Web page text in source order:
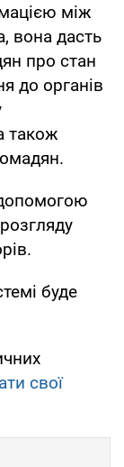
між
вона дасть
про стан
до органів
також
буде
свої